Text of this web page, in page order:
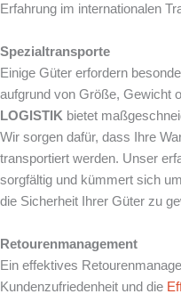
Erfahrung im internationalen
Spezialtransporte
Einige Güter erfordern
aufgrund von Größe, Gewicht
LOGISTIK bietet
Wir sorgen dafür, dass Ihre
transportiert werden. Unser
sorgfältig und kümmert sich
die Sicherheit Ihrer Güter zu
Retourenmanagement
Ein effektives
Kundenzufriedenheit und die